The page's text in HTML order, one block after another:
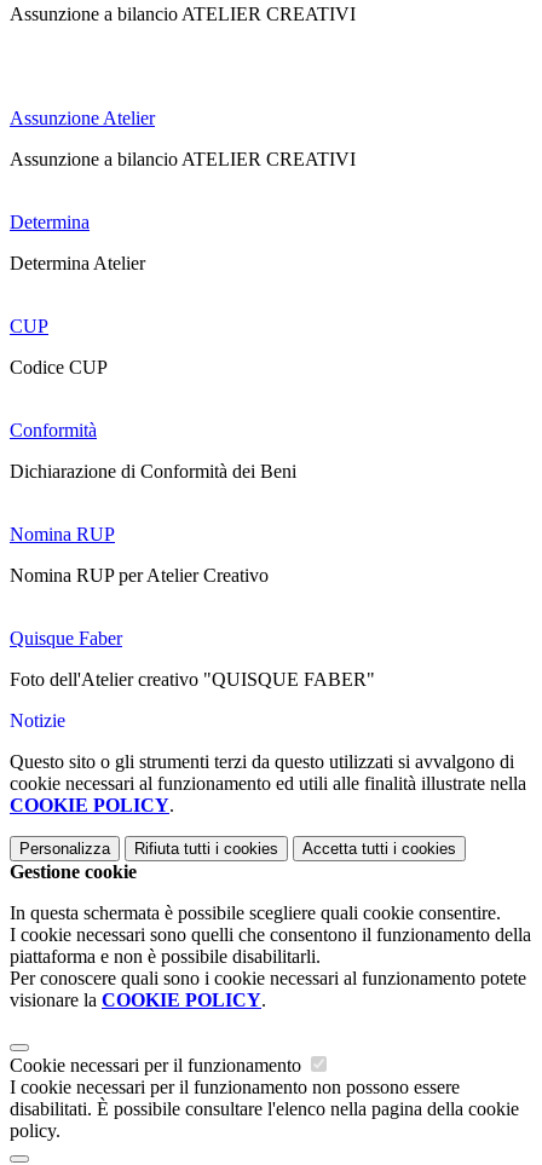
Assunzione a bilancio ATELIER CREATIVI
Assunzione Atelier
Assunzione a bilancio ATELIER CREATIVI
Determina
Determina Atelier
CUP
Codice CUP
Conformità
Dichiarazione di Conformità dei Beni
Nomina RUP
Nomina RUP per Atelier Creativo
Quisque Faber
Foto dell'Atelier creativo "QUISQUE FABER"
Notizie
Questo sito o gli strumenti terzi da questo utilizzati si avvalgono di
cookie necessari al funzionamento ed utili alle finalità illustrate nella
COOKIE POLICY.
Personalizza Rifiuta tutti i cookies Accetta tutti i cookies
Gestione cookie
In questa schermata è possibile scegliere quali cookie consentire.
I cookie necessari sono quelli che consentono il funzionamento della
piattaforma e non è possibile disabilitarli.
Per conoscere quali sono i cookie necessari al funzionamento potete
visionare la COOKIE POLICY.
Cookie necessari per il funzionamento
I cookie necessari per il funzionamento non possono essere
disabilitati. È possibile consultare l'elenco nella pagina della cookie
policy.